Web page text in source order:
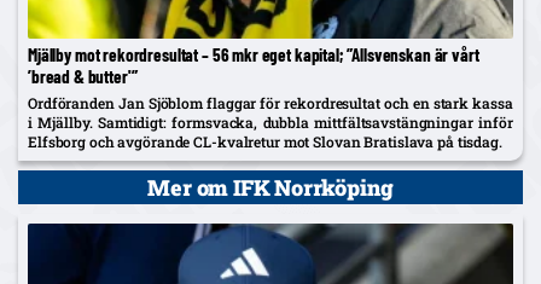
Mjällby mot rekordresultat – 56 mkr eget kapital; ”Allsvenskan är vårt
’bread & butter'”
Ordföranden Jan Sjöblom flaggar för rekordresultat och en stark kassa
i Mjällby. Samtidigt: formsvacka, dubbla mittfältsavstängningar inför
Elfsborg och avgörande CL-kvalretur mot Slovan Bratislava på tisdag.
Mer om IFK Norrköping